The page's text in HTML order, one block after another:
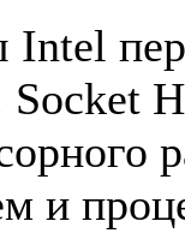
Intel
Socket
и